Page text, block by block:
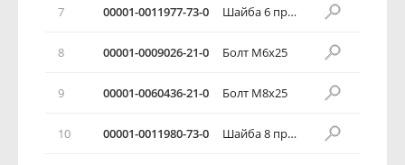
7 00001-0011977-73-0 Шайба 6 пружинная коническая
8 00001-0009026-21-0 Болт М6х25
9 00001-0060436-21-0 Болт М8х25
10 00001-0011980-73-0 Шайба 8 пружинная коническая